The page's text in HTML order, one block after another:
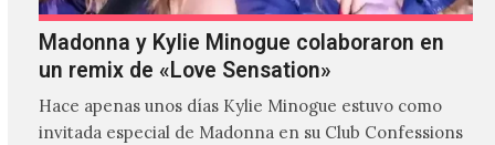
Madonna y Kylie Minogue colaboraron en
un remix de «Love Sensation»
Hace apenas unos días Kylie Minogue estuvo como
invitada especial de Madonna en su Club Confessions